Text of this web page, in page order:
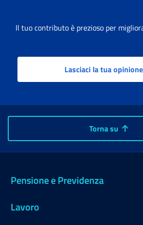
Il tuo contributo è prezioso per
Lasciaci la tua opinione
Torna su
Pensione e Previdenza
Lavoro